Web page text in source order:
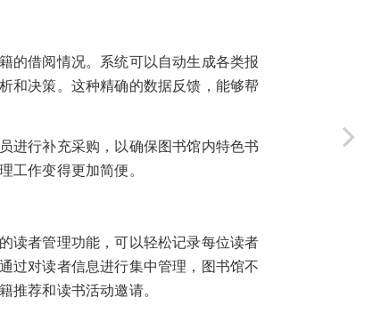
的借阅情况。系统可以自动生成各类报
和决策。这种精确的数据反馈，能够帮
进行补充采购，以确保图书馆内特色书
作变得更加简便。
读者管理功能，可以轻松记录每位读者
过对读者信息进行集中管理，图书馆不
荐和读书活动邀请。